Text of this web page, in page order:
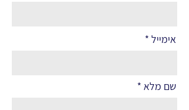
אימייל
שם מלא